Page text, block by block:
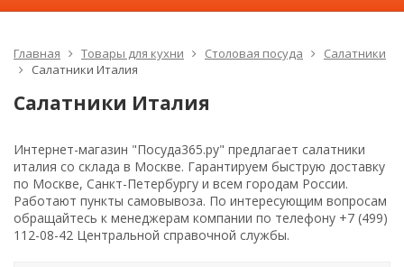
Главная Товары для кухни Столовая посуда
Салатники
Салатники Италия
Салатники Италия
Интернет-магазин "Посуда365.ру" предлагает салатники
италия со склада в Москве. Гарантируем быструю доставку
по Москве, Санкт-Петербургу и всем городам России.
Работают пункты самовывоза. По интересующим вопросам
обращайтесь к менеджерам компании по телефону +7 (499)
112-08-42 Центральной справочной службы.